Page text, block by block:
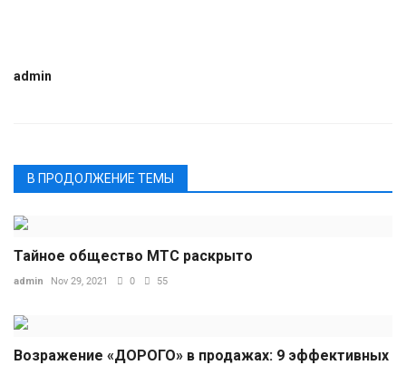
admin
В ПРОДОЛЖЕНИЕ ТЕМЫ
Тайное общество МТС раскрыто
admin Nov 29, 2021 0 55
Возражение «ДОРОГО» в продажах: 9 эффективных